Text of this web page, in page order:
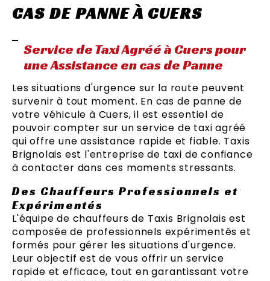
CAS DE PANNE À CUERS
Service de Taxi Agréé à Cuers pour
une Assistance en cas de Panne
Les situations d'urgence sur la route peuvent
survenir à tout moment. En cas de panne de
votre véhicule à Cuers, il est essentiel de
pouvoir compter sur un service de taxi agréé
qui offre une assistance rapide et fiable. Taxis
Brignolais est l'entreprise de taxi de confiance
à contacter dans ces moments stressants.
Des Chauffeurs Professionnels et
Expérimentés
L'équipe de chauffeurs de Taxis Brignolais est
composée de professionnels expérimentés et
formés pour gérer les situations d'urgence.
Leur objectif est de vous offrir un service
rapide et efficace, tout en garantissant votre